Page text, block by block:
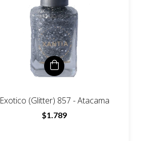
Exotico (Glitter) 857 - Atacama
$1.789